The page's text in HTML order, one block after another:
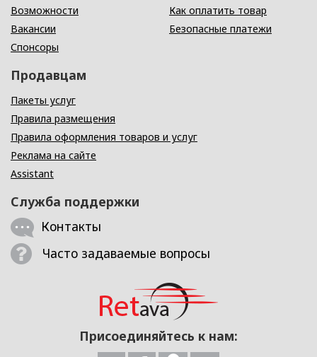
Возможности
Вакансии
Спонсоры
Как оплатить товар
Безопасные платежи
Продавцам
Пакеты услуг
Правила размещения
Правила оформления товаров и услуг
Реклама на сайте
Assistant
Служба поддержки
Контакты
Часто задаваемые вопросы
Присоединяйтесь к нам: